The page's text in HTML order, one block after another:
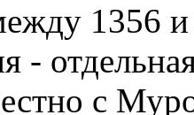
1356
-
с